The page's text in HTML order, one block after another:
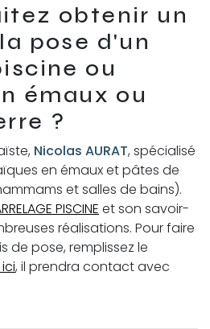
obtenir un
pose d'un
ou
émaux ou
?
Nicolas AURAT, spécialisé
en émaux et pâtes de
et salles de bains).
PISCINE et son savoir-
réalisations. Pour faire
de pose, remplissez le
, il prendra contact avec